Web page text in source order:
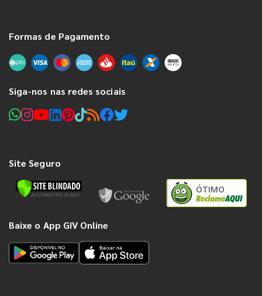
Formas de Pagamento
Siga-nos nas redes sociais
Site Seguro
ÓTIMO
Baixe o App GIV Online